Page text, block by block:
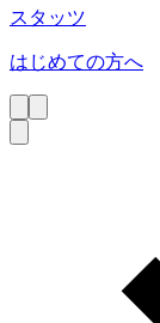
スタッツ
はじめての方へ